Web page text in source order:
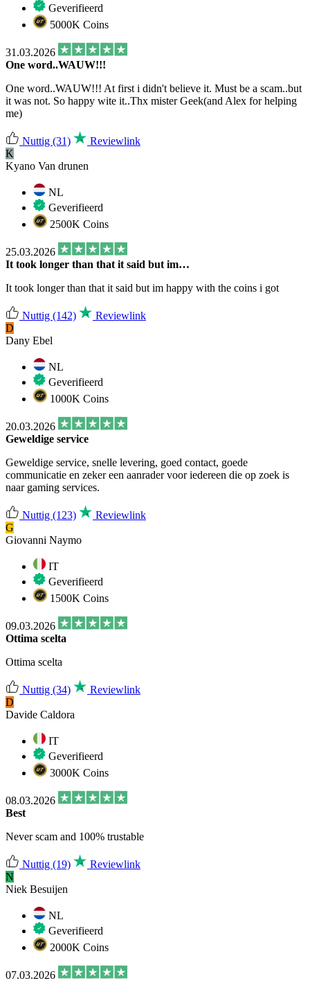
Geverifieerd
5000K Coins
31.03.2026
One word..WAUW!!!
One word..WAUW!!! At first i didn't believe it. Must be a scam..but
it was not. So happy wite it..Thx mister Geek(and Alex for helping
me)
Nuttig (31)
Reviewlink
K
Kyano Van drunen
NL
Geverifieerd
2500K Coins
25.03.2026
It took longer than that it said but im…
It took longer than that it said but im happy with the coins i got
Nuttig (142)
Reviewlink
D
Dany Ebel
NL
Geverifieerd
1000K Coins
20.03.2026
Geweldige service
Geweldige service, snelle levering, goed contact, goede
communicatie en zeker een aanrader voor iedereen die op zoek is
naar gaming services.
Nuttig (123)
Reviewlink
G
Giovanni Naymo
IT
Geverifieerd
1500K Coins
09.03.2026
Ottima scelta
Ottima scelta
Nuttig (34)
Reviewlink
D
Davide Caldora
IT
Geverifieerd
3000K Coins
08.03.2026
Best
Never scam and 100% trustable
Nuttig (19)
Reviewlink
N
Niek Besuijen
NL
Geverifieerd
2000K Coins
07.03.2026